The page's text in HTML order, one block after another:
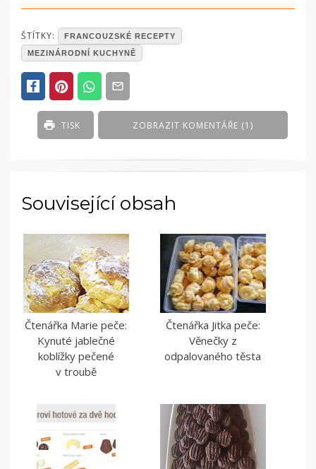
POSTED
IN
BEZMASÁ
JÍDLA
ČLÁNKY,
PRODUKTY
ŘADY
ŠTÍTKY:
FRANCOUZSKÉ RECEPTY
MEZINÁRODNÍ KUCHYNĚ
ZOBRAZIT KOMENTÁŘE (1)
TISK
Související obsah
Čtenářka Marie peče:
Kynuté jablečné
koblížky pečené
v troubě
Čtenářka Jitka peče:
Věnečky z
odpalovaného těsta